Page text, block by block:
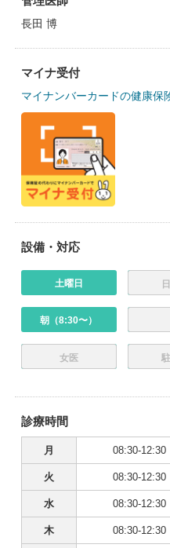
長田 博
マイナ受付
マイナンバーカードの健康保
設備・対応
土曜日
朝（8:30〜）
女医
診療時間
月 08:30-12:30
火 08:30-12:30
水 08:30-12:30
木 08:30-12:30